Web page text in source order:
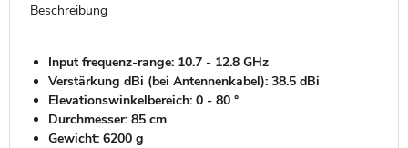
Beschreibung
Input frequenz-range: 10.7 - 12.8 GHz
Verstärkung dBi (bei Antennenkabel): 38.5 dBi
Elevationswinkelbereich: 0 - 80 °
Durchmesser: 85 cm
Gewicht: 6200 g